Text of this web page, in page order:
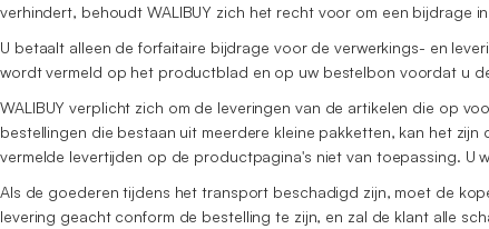
verhindert, behoudt WALIBUY zich het recht voor om een bijdrage
U betaalt alleen de forfaitaire bijdrage voor de verwerkings- en
wordt vermeld op het productblad en op uw bestelbon voordat u
WALIBUY verplicht zich om de leveringen van de artikelen die op
bestellingen die bestaan uit meerdere kleine pakketten, kan het
vermelde levertijden op de productpagina's niet van toepassing. U
Als de goederen tijdens het transport beschadigd zijn, moet de
levering geacht conform de bestelling te zijn, en zal de klant alle